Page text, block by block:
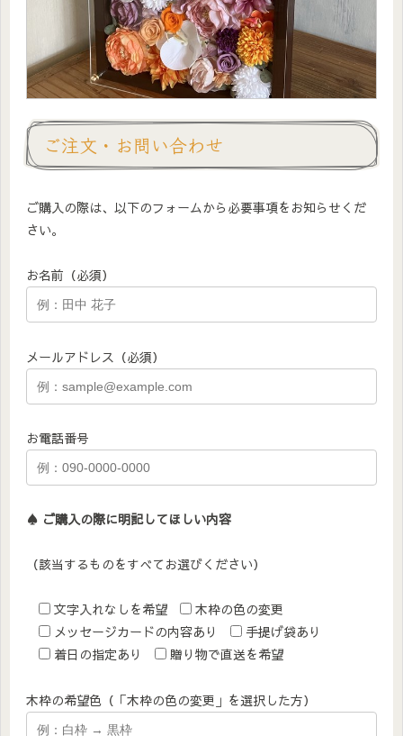
ご注文・お問い合わせ
ご購入の際は、以下のフォームから必要事項をお知らせくだ
さい。
お名前（必須）
メールアドレス（必須）
お電話番号
♠︎ ご購入の際に明記してほしい内容
（該当するものをすべてお選びください）
文字入れなしを希望
木枠の色の変更
メッセージカードの内容あり
手提げ袋あり
着日の指定あり
贈り物で直送を希望
木枠の希望色（「木枠の色の変更」を選択した方）